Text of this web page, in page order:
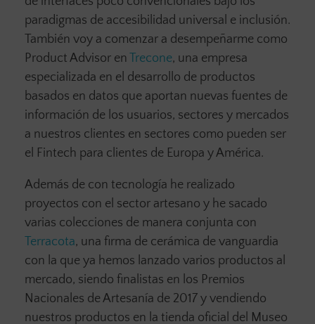
paradigmas de accesibilidad universal e inclusión.
También voy a comenzar a desempeñarme como
Product Advisor en Trecone, una empresa
especializada en el desarrollo de productos
basados en datos que aportan nuevas fuentes de
información de los usuarios, sectores y mercados
a nuestros clientes en sectores como pueden ser
el Fintech para clientes de Europa y América.
Además de con tecnología he realizado
proyectos con el sector artesano y he sacado
varias colecciones de manera conjunta con
Terracota, una firma de cerámica de vanguardia
con la que ya hemos lanzado varios productos al
mercado, siendo finalistas en los Premios
Nacionales de Artesanía de 2017 y vendiendo
nuestros productos en la tienda oficial del Museo